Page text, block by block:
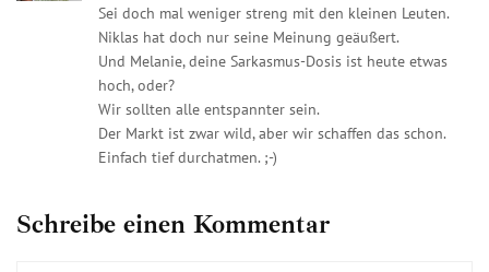
Sei doch mal weniger streng mit den kleinen Leuten.
Niklas hat doch nur seine Meinung geäußert.
Und Melanie, deine Sarkasmus-Dosis ist heute etwas
hoch, oder?
Wir sollten alle entspannter sein.
Der Markt ist zwar wild, aber wir schaffen das schon.
Einfach tief durchatmen. ;-)
Schreibe einen Kommentar